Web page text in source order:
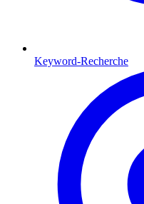
Keyword-Recherche